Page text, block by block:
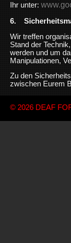
Ihr unter:
6.
Wir treffen
Stand der
werden und um
Manipulationen,
Zu den
zwischen Eurem
© 2026 DEAF